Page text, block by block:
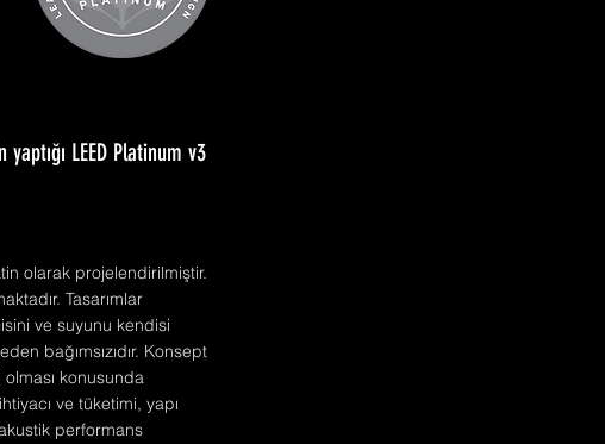
LEED Platinum v3
olarak projelendirilmiştir.
Tasarımlar
ve suyunu kendisi
bağımsızıdır. Konsept
konusunda
ve tüketimi, yapı
performans